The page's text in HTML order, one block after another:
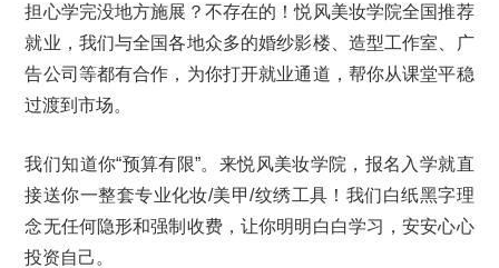
担心学完没地方施展？不存在的！悦风美妆学院全国推荐
就业，我们与全国各地众多的婚纱影楼、造型工作室、广
告公司等都有合作，为你打开就业通道，帮你从课堂平稳
过渡到市场。
我们知道你“预算有限”。来悦风美妆学院，报名入学就直
接送你一整套专业化妆/美甲/纹绣工具！我们白纸黑字理
念无任何隐形和强制收费，让你明明白白学习，安安心心
投资自己。